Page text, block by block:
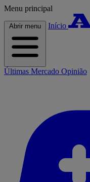
Menu principal
Abrir menu Início
Últimas Mercado Opinião